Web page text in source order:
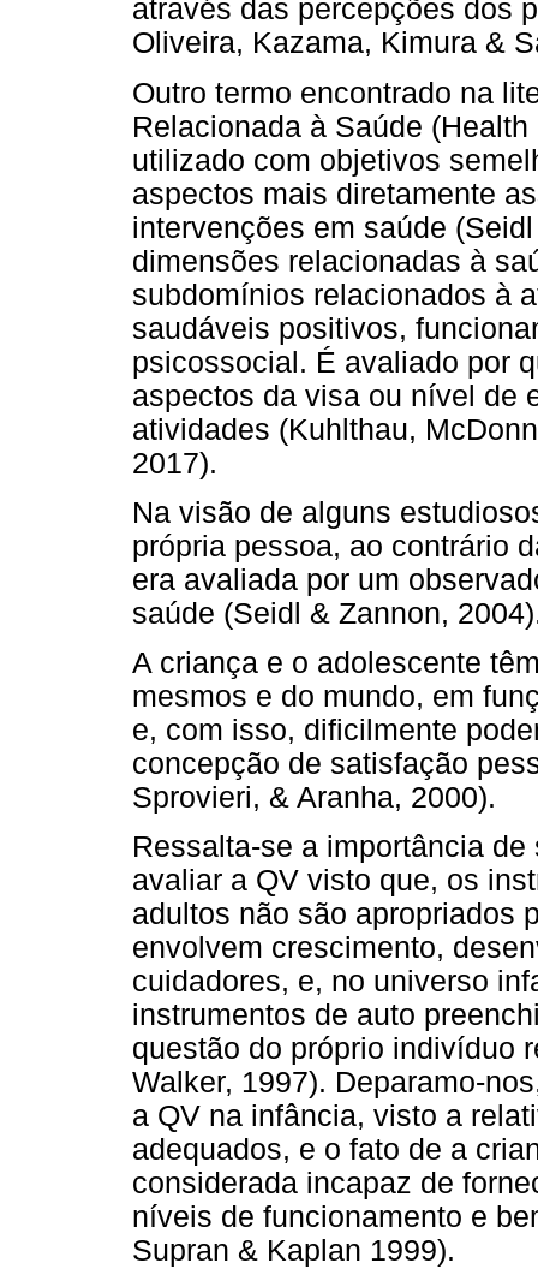
através das percepções dos
Oliveira, Kazama, Kimura &
Outro termo encontrado na
Relacionada à Saúde
utilizado com objetivos
aspectos mais diretamente
intervenções em saúde
dimensões relacionadas à
subdomínios relacionados à
saudáveis positivos,
psicossocial. É avaliado por
aspectos da visa ou nível de
atividades (Kuhlthau,
2017).
Na visão de alguns
própria pessoa, ao contrário
era avaliada por um
saúde (Seidl & Zannon,
A criança e o adolescente
mesmos e do mundo, em
e, com isso, dificilmente
concepção de satisfação
Sprovieri, & Aranha, 2000).
Ressalta-se a importância
avaliar a QV visto que, os
adultos não são apropriados
envolvem crescimento,
cuidadores, e, no universo
instrumentos de auto
questão do próprio indivíduo
Walker, 1997). Deparamo-
a QV na infância, visto a
adequados, e o fato de a
considerada incapaz de
níveis de funcionamento e
Supran & Kaplan 1999).